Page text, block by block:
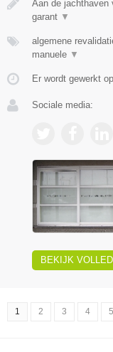
Aan de jachthaven
garant ▼
algemene
manuele ▼
Er wordt gewerkt
Sociale media:
BEKIJK
1 2 3 4 5